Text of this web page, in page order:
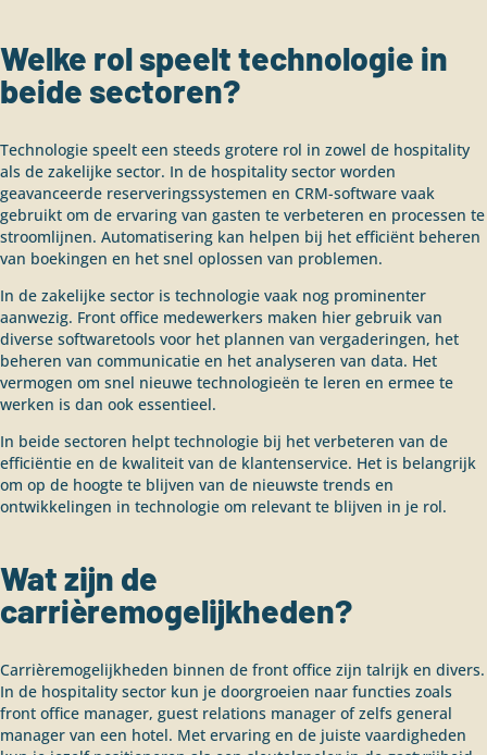
Welke rol speelt technologie in
beide sectoren?
Technologie speelt een steeds grotere rol in zowel de hospitality
als de zakelijke sector. In de hospitality sector worden
geavanceerde reserveringssystemen en CRM-software vaak
gebruikt om de ervaring van gasten te verbeteren en processen te
stroomlijnen. Automatisering kan helpen bij het efficiënt beheren
van boekingen en het snel oplossen van problemen.
In de zakelijke sector is technologie vaak nog prominenter
aanwezig. Front office medewerkers maken hier gebruik van
diverse softwaretools voor het plannen van vergaderingen, het
beheren van communicatie en het analyseren van data. Het
vermogen om snel nieuwe technologieën te leren en ermee te
werken is dan ook essentieel.
In beide sectoren helpt technologie bij het verbeteren van de
efficiëntie en de kwaliteit van de klantenservice. Het is belangrijk
om op de hoogte te blijven van de nieuwste trends en
ontwikkelingen in technologie om relevant te blijven in je rol.
Wat zijn de
carrièremogelijkheden?
Carrièremogelijkheden binnen de front office zijn talrijk en divers.
In de hospitality sector kun je doorgroeien naar functies zoals
front office manager, guest relations manager of zelfs general
manager van een hotel. Met ervaring en de juiste vaardigheden